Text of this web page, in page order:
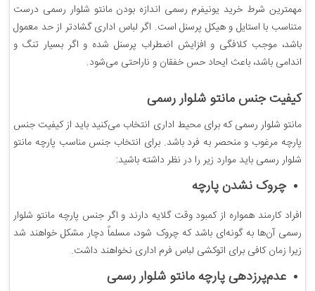
مهمترین شرط خرید یونیفرم رسمی اندازه بودن مانتو شلوار رسمی درست
متناسب با استایل و هیکل پرسنل است. اگر لباس اداری گشادتر از حد معمول
باشد، موجب کلافگی و افزایش اضطراب پرسنل شده و اگر بسیار تنگ و
اندامی باشد، باعث ایحاد حس خفقان و ناراحتی می‌شود.
کیفیت جنس مانتو شلوار رسمی
مانتو شلوار رسمی که برای محیط اداری انتخاب می‌کنید باید از کیفیت جنس
پارچه مرغوب و منحصر به فرد باشد. برای انتخاب جنس مناسب پارچه مانتو
شلوار رسمی باید موارد زیر را در نظر داشته باشید:
چروک نشدن پارچه
افراد کارمند همواره از کمبود وقت گلایه دارند و اگر جنس پارچه مانتو شلوار
رسمی آن‌ها به گونه‌ای باشد که چروک شود، مسلماً دچار مشکل خواهند شد
زیرا زمان کافی برای اتوکشی لباس فرم اداری نخواهند داشت.
عدم‌پرزدهی پارچه مانتو شلوار رسمی